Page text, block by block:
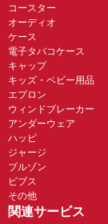
コースター
オーディオ
ケース
電子タバコケース
キャップ
キッズ・ベビー用品
エプロン
ウィンドブレーカー
アンダーウェア
ハッピ
ジャージ
ブルゾン
ビブス
その他
関連サービス